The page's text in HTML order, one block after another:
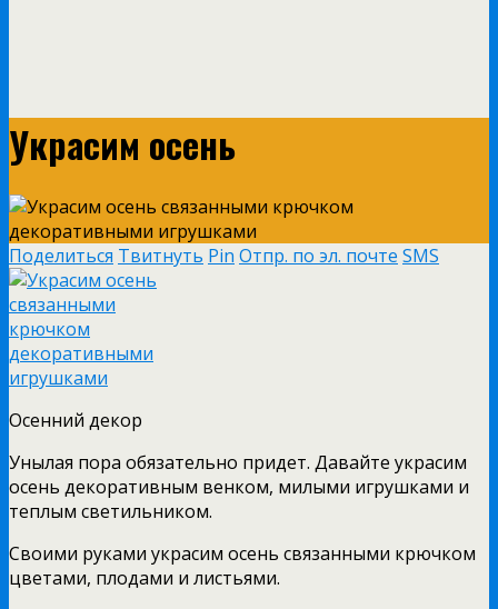
Украсим осень
Поделиться Твитнуть Pin Отпр. по эл. почте SMS
Осенний декор
Унылая пора обязательно придет. Давайте украсим
осень декоративным венком, милыми игрушками и
теплым светильником.
Своими руками украсим осень связанными крючком
цветами, плодами и листьями.